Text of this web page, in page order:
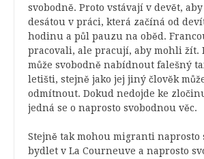
svobodně. Proto vstávají v devět,
desátou v práci, která začíná od
hodinu a půl pauzu na oběd.
pracovali, ale pracují, aby mohli žít.
může svobodně nabídnout falešný
letišti, stejně jako jej jiný člověk
odmítnout. Dokud nedojde ke
jedná se o naprosto svobodnou věc.
Stejně tak mohou migranti naprosto
bydlet v La Courneuve a naprosto